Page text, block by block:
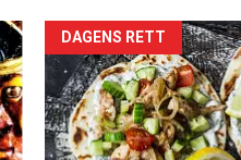
Forsiden
akkurat
nå
DAGENS RETT